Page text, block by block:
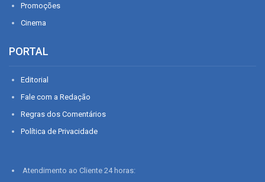
Promoções
Cinema
PORTAL
Editorial
Fale com a Redação
Regras dos Comentários
Política de Privacidade
Atendimento ao Cliente 24 horas: